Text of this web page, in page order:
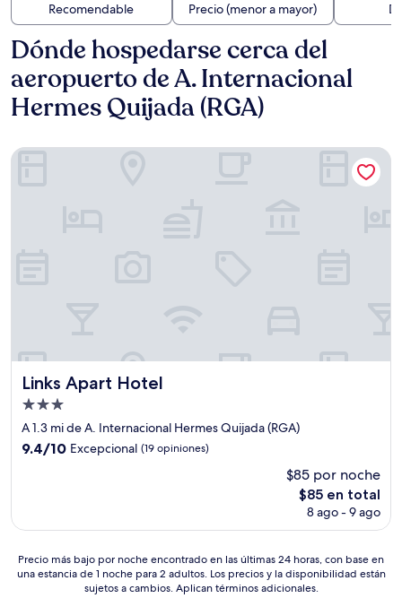
Recomendable Precio (menor a mayor)
Dónde hospedarse cerca del
aeropuerto de A. Internacional
Hermes Quijada (RGA)
Links Apart Hotel
Links Apart Hotel
Propiedad
de
3.0
estrellas
A 1.3 mi de A. Internacional Hermes Quijada (RGA)
9.4
opiniones)
9.4/10 Excepcional (19 opiniones)
$85 por noche
El
precio
de
$85
$85 en total
8 ago - 9 ago
Links Apart Hotel
Precio
más
Precio más bajo por noche encontrado en las últimas 24 horas, con base en
una estancia de 1 noche para 2 adultos. Los precios y la disponibilidad están
sujetos a cambios. Aplican términos adicionales.